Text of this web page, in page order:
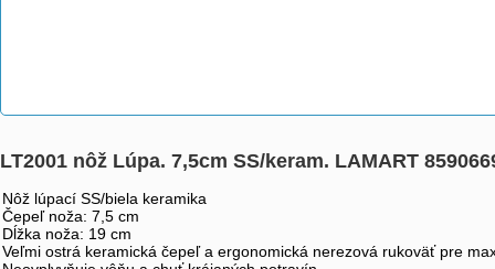
LT2001 nôž Lúpa. 7,5cm SS/keram. LAMART
Nôž lúpací SS/biela keramika
Čepeľ noža: 7,5 cm
Dĺžka noža: 19 cm
Veľmi ostrá keramická čepeľ a ergonomická nerezová rukoväť pre